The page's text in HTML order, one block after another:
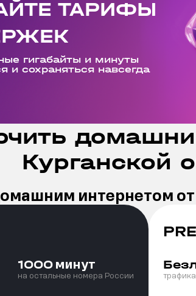
ТАРИФЫ
гигабайты и минуты
и сохраняться навсегда
Курганской
интернетом от
1000 минут
на остальные номера России